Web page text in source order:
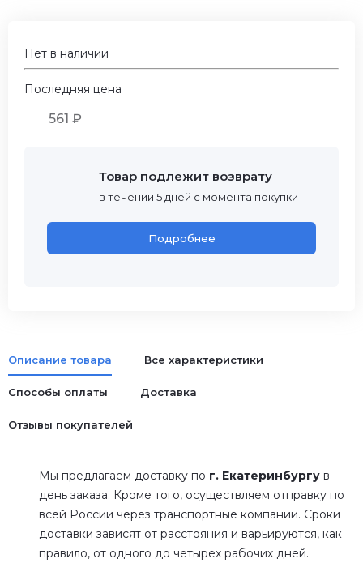
Нет в наличии
Последняя цена
561 ₽
Товар подлежит возврату
в течении 5 дней с момента покупки
Подробнее
Описание товара Все характеристики
Способы оплаты Доставка
Отзывы покупателей
Мы предлагаем доставку по г. Екатеринбургу в
день заказа. Кроме того, осуществляем отправку по
всей России через транспортные компании. Сроки
доставки зависят от расстояния и варьируются, как
правило, от одного до четырех рабочих дней.